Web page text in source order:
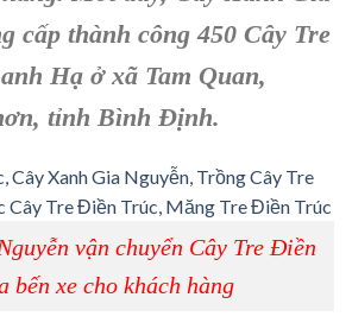
cấp thành công 450 Cây Tre
Hạ ở xã Tam Quan,
tỉnh Bình Định.
vận chuyển Cây Tre Điền
bến xe cho khách hàng